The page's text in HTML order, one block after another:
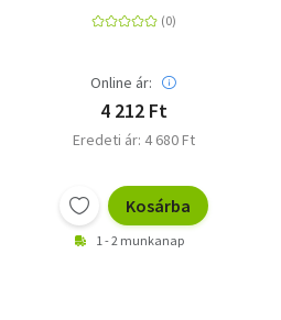
2024-től alkalmazott
Online ár:
4 212 Ft
Eredeti ár: 4 680 Ft
Kosárba
1 - 2 munkanap